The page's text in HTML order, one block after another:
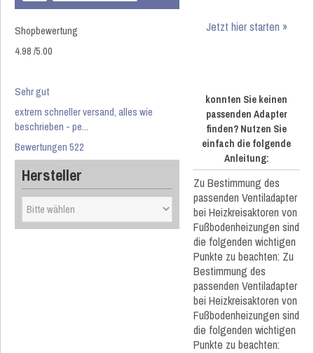
Shopbewertung
4.98/5.00
Sehr gut
extrem schneller versand, alles wie
beschrieben - pe...
Bewertungen 522
Hersteller
Jetzt hier starten »
konnten Sie keinen
passenden Adapter
finden? Nutzen Sie
einfach die folgende
Anleitung:
Zu Bestimmung des
passenden Ventiladapter
bei Heizkreisaktoren von
Fußbodenheizungen sind
die folgenden wichtigen
Punkte zu beachten: Zu
Bestimmung des
passenden Ventiladapter
bei Heizkreisaktoren von
Fußbodenheizungen sind
die folgenden wichtigen
Punkte zu beachten: